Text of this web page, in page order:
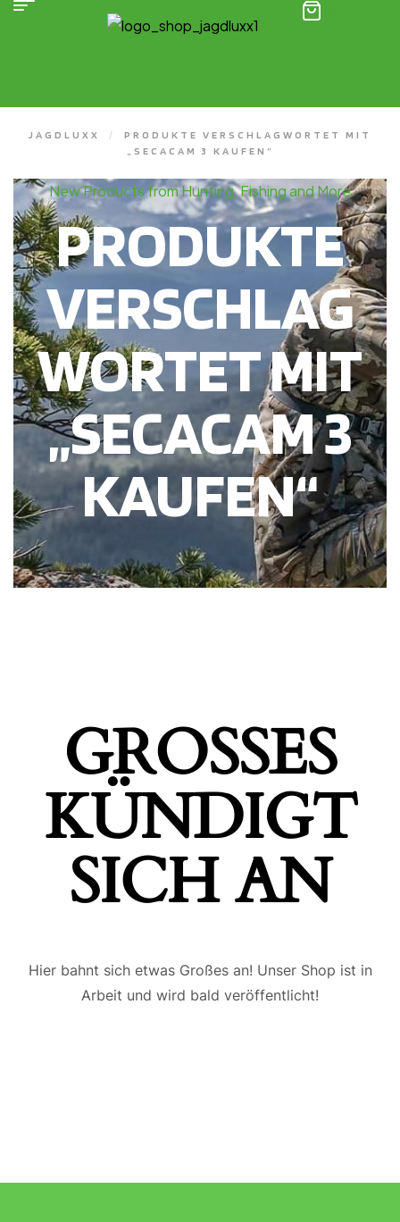
JAGDLUXX /
PRODUKTE VERSCHLAGWORTET MIT
„SECACAM 3 KAUFEN“
New Products from Hunting, Fishing and More
PRODUKTE
VERSCHLAG
WORTET MIT
„SECACAM 3
KAUFEN“
GROSSES K
ÜNDIGT S
ICH AN
Hier bahnt sich etwas Großes an! Unser Shop ist in
Arbeit und wird bald veröffentlicht!